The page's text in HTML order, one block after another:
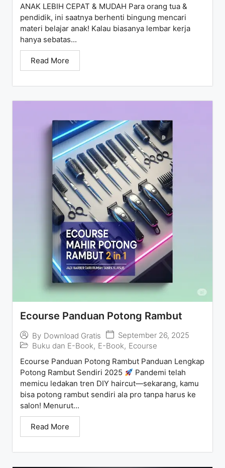
ANAK LEBIH CEPAT & MUDAH Para orang tua &
pendidik, ini saatnya berhenti bingung mencari
materi belajar anak! Kalau biasanya lembar kerja
hanya sebatas...
Read More
Ecourse Panduan Potong Rambut
By Download Gratis
September 26, 2025
Buku dan E-Book, E-Book, Ecourse
Ecourse Panduan Potong Rambut Panduan Lengkap
Potong Rambut Sendiri 2025
Pandemi telah
memicu ledakan tren DIY haircut—sekarang, kamu
bisa potong rambut sendiri ala pro tanpa harus ke
salon! Menurut...
Read More